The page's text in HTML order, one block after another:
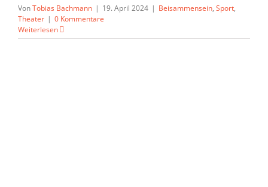
VonTobias Bachmann | 19. April 2024 | Beisammensein, Sport,
Theater | 0 Kommentare
Weiterlesen